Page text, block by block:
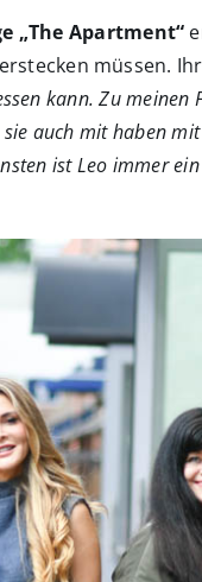
„The Apartment“
müssen.
kann. Zu meinen
auch mit haben
ist Leo immer